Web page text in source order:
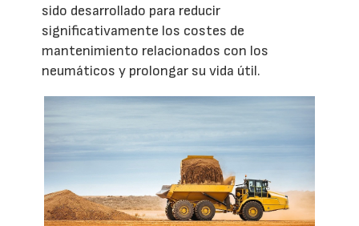
sido desarrollado para reducir
significativamente los costes de
mantenimiento relacionados con los
neumáticos y prolongar su vida útil.